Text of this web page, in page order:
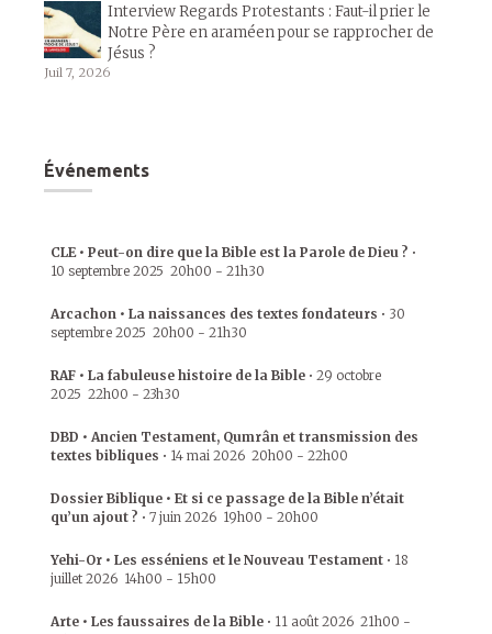
Interview Regards Protestants : Faut-il prier le
Notre Père en araméen pour se rapprocher de
Jésus ?
Juil 7, 2026
Événements
CLE • Peut-on dire que la Bible est la Parole de Dieu ? •
10 septembre 2025 20h00 - 21h30
Arcachon • La naissances des textes fondateurs • 30
septembre 2025 20h00 - 21h30
RAF • La fabuleuse histoire de la Bible • 29 octobre
2025 22h00 - 23h30
DBD • Ancien Testament, Qumrân et transmission des
textes bibliques • 14 mai 2026 20h00 - 22h00
Dossier Biblique • Et si ce passage de la Bible n’était
qu’un ajout ? • 7 juin 2026 19h00 - 20h00
Yehi-Or • Les esséniens et le Nouveau Testament • 18
juillet 2026 14h00 - 15h00
Arte • Les faussaires de la Bible • 11 août 2026 21h00 -